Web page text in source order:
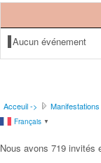
Aucun événement
Acceuil -> Manifestations
Français ▼
Nous avons 719 invités